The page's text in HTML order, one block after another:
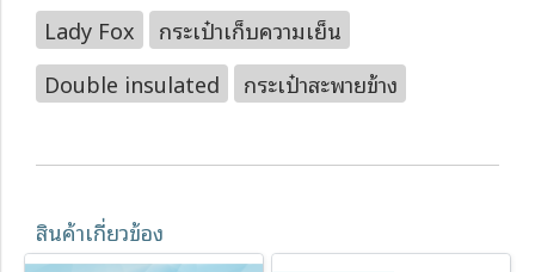
Lady Fox
กระเป๋าเก็บความเย็น
Double insulated
กระเป๋าสะพายข้าง
สินค้าเกี่ยวข้อง